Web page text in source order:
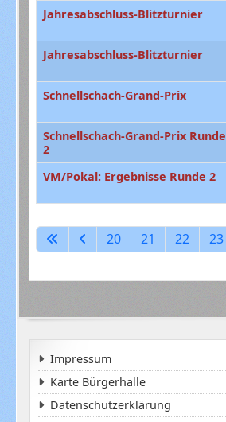
Jahresabschluss-Blitzturnier
Jahresabschluss-Blitzturnier
Schnellschach-Grand-Prix
Schnellschach-Grand-Prix Runde
2
VM/Pokal: Ergebnisse Runde 2
20 21 22 23
Impressum
Karte Bürgerhalle
Datenschutzerklärung